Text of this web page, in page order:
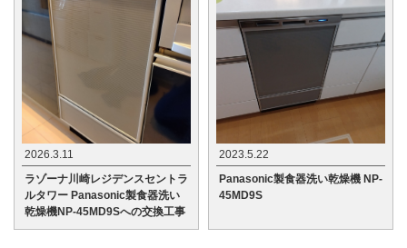
2026.3.11
ラゾーナ川崎レジデンスセントラ
ルタワー Panasonic製食器洗い
乾燥機NP-45MD9Sへの交換工事
2023.5.22
Panasonic製食器洗い乾燥機 NP-
45MD9S